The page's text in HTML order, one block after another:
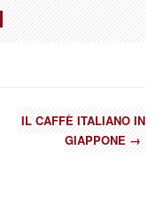
IL CAFFÈ ITALIANO IN
GIAPPONE→